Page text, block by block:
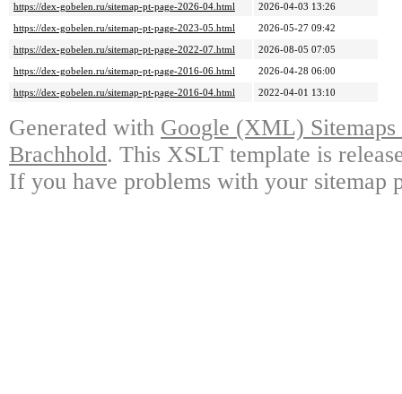
https://dex-gobelen.ru/sitemap-pt-page-2026-04.html
2026-04-03 13:26
https://dex-gobelen.ru/sitemap-pt-page-2023-05.html
2026-05-27 09:42
https://dex-gobelen.ru/sitemap-pt-page-2022-07.html
2026-08-05 07:05
https://dex-gobelen.ru/sitemap-pt-page-2016-06.html
2026-04-28 06:00
https://dex-gobelen.ru/sitemap-pt-page-2016-04.html
2022-04-01 13:10
Generated with Google (XML)
Brachhold. This XSLT template is
If you have problems with your sitemap